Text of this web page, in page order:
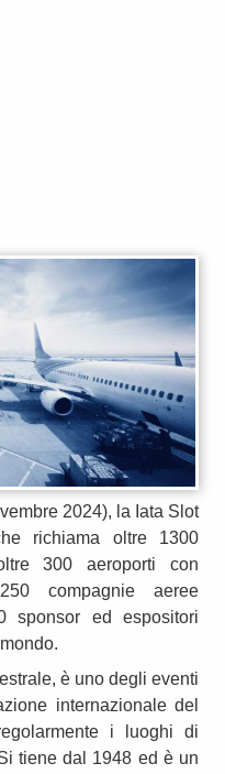
2024), la Iata Slot
richiama oltre 1300
300 aeroporti con
compagnie aeree
sponsor ed espositori
è uno degli eventi
internazionale del
i luoghi di
tiene dal 1948 ed è un